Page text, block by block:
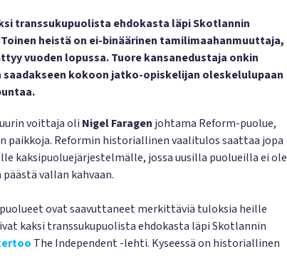
transsukupuolista ehdokasta läpi Skotlannin
heistä on ei-binäärinen tamilimaahanmuuttaja,
vuoden lopussa. Tuore kansanedustaja onkin
kokoon jatko-opiskelijan oleskelulupaan
voittaja oli Nigel Faragen johtama Reform-puolue,
paikkoja. Reformin historiallinen vaalitulos saattaa jopa
kaksipuoluejärjestelmälle, jossa uusilla puolueilla ei ole
vallan kahvaan.
ovat saavuttaneet merkittäviä tuloksia heille
kaksi transsukupuolista ehdokasta läpi Skotlannin
The Independent -lehti. Kyseessä on historiallinen